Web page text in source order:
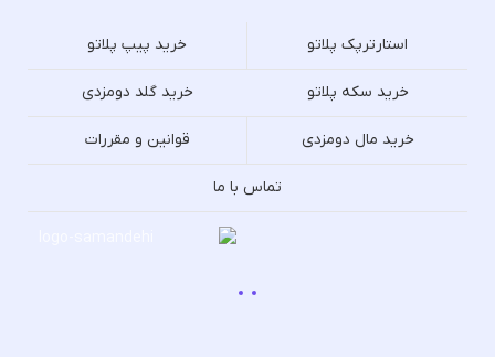
استارترپک پلاتو خرید پیپ پلاتو
خرید سکه پلاتو خرید گلد دومزدی
خرید مال دومزدی قوانین و مقررات
تماس با ما